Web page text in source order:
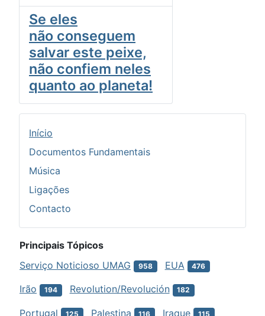
Se eles
não conseguem
salvar este peixe,
não confiem neles
quanto ao planeta!
Início
Documentos Fundamentais
Música
Ligações
Contacto
Principais Tópicos
Serviço Noticioso UMAG
958 EUA 476
Irão 194 Revolution/Revolución 182
Portugal 125 Palestina 116 Iraque 115